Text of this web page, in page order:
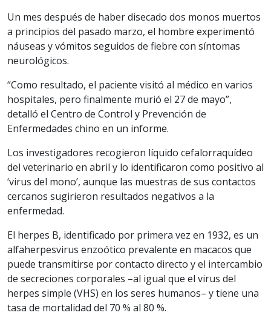
Un mes después de haber disecado dos monos muertos
a principios del pasado marzo, el hombre experimentó
náuseas y vómitos seguidos de fiebre con síntomas
neurológicos.
“Como resultado, el paciente visitó al médico en varios
hospitales, pero finalmente murió el 27 de mayo”,
detalló el Centro de Control y Prevención de
Enfermedades chino en un informe.
Los investigadores recogieron líquido cefalorraquídeo
del veterinario en abril y lo identificaron como positivo al
‘virus del mono’, aunque las muestras de sus contactos
cercanos sugirieron resultados negativos a la
enfermedad.
El herpes B, identificado por primera vez en 1932, es un
alfaherpesvirus enzoótico prevalente en macacos que
puede transmitirse por contacto directo y el intercambio
de secreciones corporales –al igual que el virus del
herpes simple (VHS) en los seres humanos– y tiene una
tasa de mortalidad del 70 % al 80 %.